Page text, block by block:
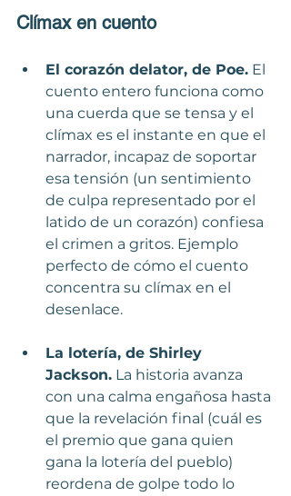
Clímax en cuento
El corazón delator, de Poe. El
cuento entero funciona como
una cuerda que se tensa y el
clímax es el instante en que el
narrador, incapaz de soportar
esa tensión (un sentimiento
de culpa representado por el
latido de un corazón) confiesa
el crimen a gritos. Ejemplo
perfecto de cómo el cuento
concentra su clímax en el
desenlace.
La lotería, de Shirley
Jackson. La historia avanza
con una calma engañosa hasta
que la revelación final (cuál es
el premio que gana quien
gana la lotería del pueblo)
reordena de golpe todo lo